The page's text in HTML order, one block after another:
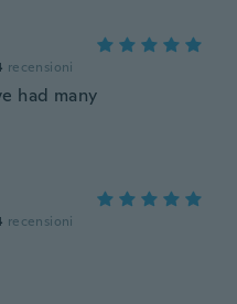
recensioni
had many
recensioni